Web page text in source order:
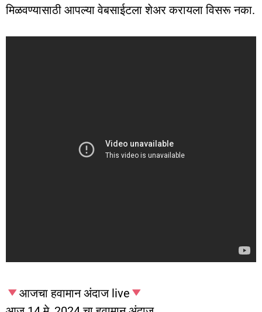
मिळवण्यासाठी आपल्या वेबसाईटला शेअर करायला विसरू नका.
आजचा हवामान अंदाज live